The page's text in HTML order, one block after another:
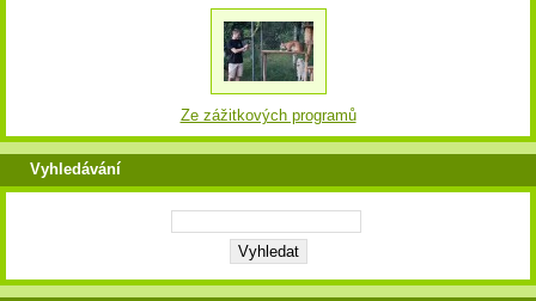
Ze zážitkových programů
Vyhledávání